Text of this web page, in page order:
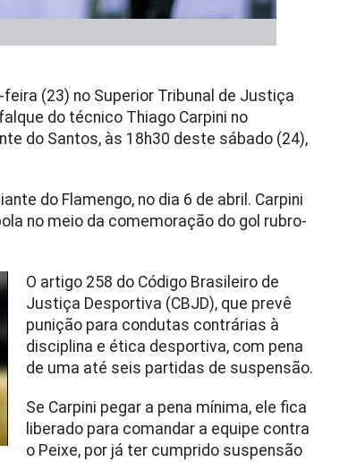
(23) no Superior Tribunal de Justiça
do técnico Thiago Carpini no
do Santos, às 18h30 deste sábado (24),
do Flamengo, no dia 6 de abril. Carpini
no meio da comemoração do gol rubro-
O artigo 258 do Código Brasileiro de
Justiça Desportiva (CBJD), que prevê
punição para condutas contrárias à
disciplina e ética desportiva, com pena
de uma até seis partidas de suspensão.
Se Carpini pegar a pena mínima, ele fica
liberado para comandar a equipe contra
o Peixe, por já ter cumprido suspensão